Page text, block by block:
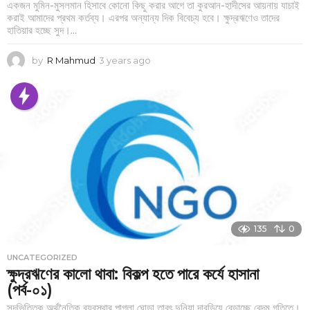
একজন মুমিন-মুসলমান হিসাবে কোনো কিছু করার আগে তা কুরআন-হাদীসের আয়নায় যাচাই
করাই আমাদের প্রথম কর্তব্য। এরপর অন্যান্য দিক বিবেচ্য হবে। ক্ষুদ্রঋণেও তাদের
হাতিয়ার হচ্ছে সুদ।...
by R Mahmud 3 years ago
a
r
a
g
135 0
UNCATEGORIZED
ক্ষুদ্রঋণের কালো থাবা: বিকল্প হতে পারে কর্যে হাসানা
(পর্ব-০১)